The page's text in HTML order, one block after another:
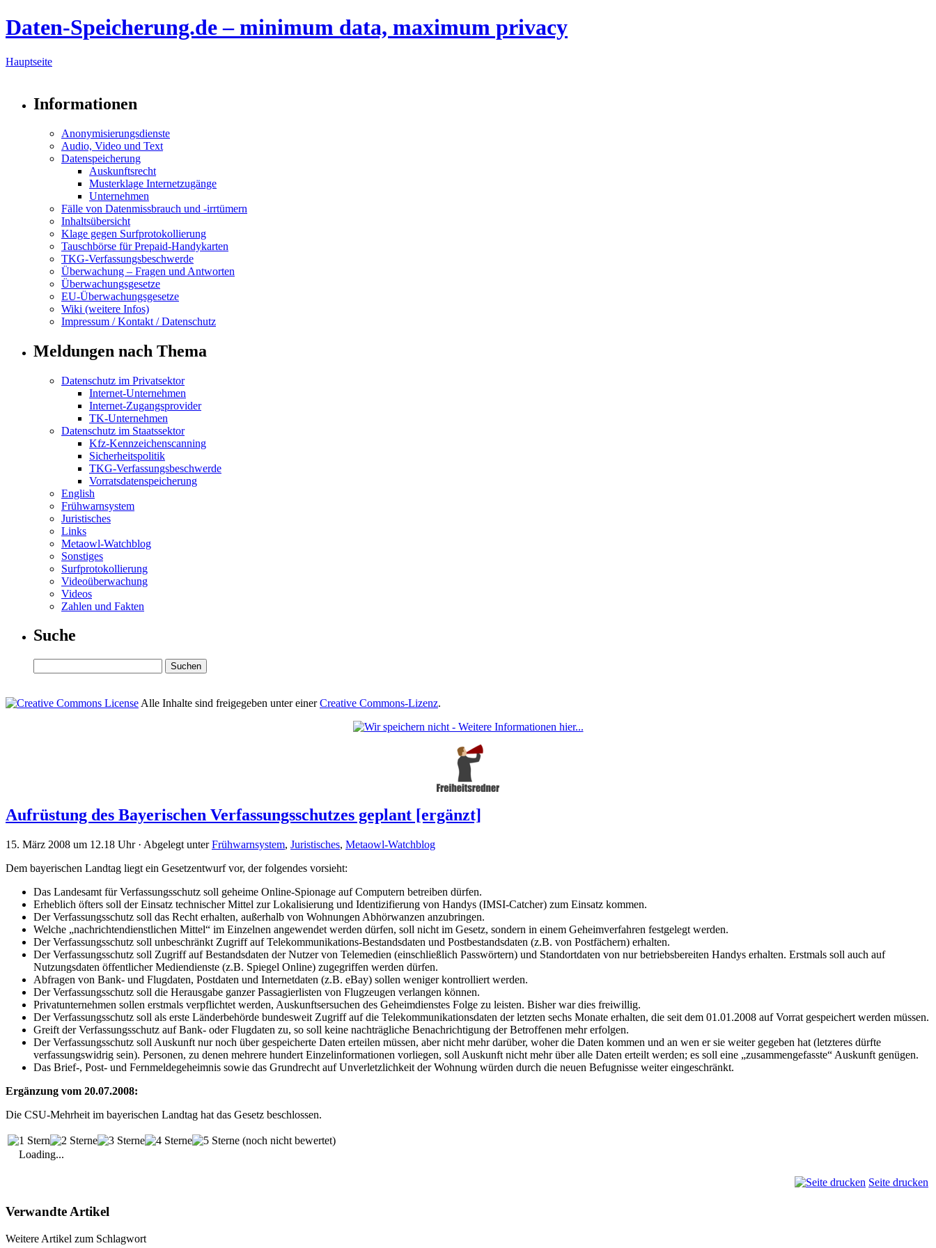
Daten-Speicherung.de – minimum data, maximum privacy
Hauptseite
Informationen
Anonymisierungsdienste
Audio, Video und Text
Datenspeicherung
Auskunftsrecht
Musterklage Internetzugänge
Unternehmen
Fälle von Datenmissbrauch und -irrtümern
Inhaltsübersicht
Klage gegen Surfprotokollierung
Tauschbörse für Prepaid-Handykarten
TKG-Verfassungsbeschwerde
Überwachung – Fragen und Antworten
Überwachungsgesetze
EU-Überwachungsgesetze
Wiki (weitere Infos)
Impressum / Kontakt / Datenschutz
Meldungen nach Thema
Datenschutz im Privatsektor
Internet-Unternehmen
Internet-Zugangsprovider
TK-Unternehmen
Datenschutz im Staatssektor
Kfz-Kennzeichenscanning
Sicherheitspolitik
TKG-Verfassungsbeschwerde
Vorratsdatenspeicherung
English
Frühwarnsystem
Juristisches
Links
Metaowl-Watchblog
Sonstiges
Surfprotokollierung
Videoüberwachung
Videos
Zahlen und Fakten
Suche
Alle Inhalte sind freigegeben unter einerCreative Commons-Lizenz.
Aufrüstung des Bayerischen Verfassungsschutzes geplant [ergänzt]
15. März 2008 um 12.18 Uhr · Abgelegt unterFrühwarnsystem, Juristisches, Metaowl-Watchblog
Dem bayerischen Landtag liegt ein Gesetzentwurf vor, der folgendes vorsieht:
Das Landesamt für Verfassungsschutz soll geheime Online-Spionage auf Computern betreiben dürfen.
Erheblich öfters soll der Einsatz technischer Mittel zur Lokalisierung und Identizifierung von Handys (IMSI-Catcher) zum Einsatz kommen.
Der Verfassungsschutz soll das Recht erhalten, außerhalb von Wohnungen Abhörwanzen anzubringen.
Welche „nachrichtendienstlichen Mittel“ im Einzelnen angewendet werden dürfen, soll nicht im Gesetz, sondern in einem Geheimverfahren festgelegt werden.
Der Verfassungsschutz soll unbeschränkt Zugriff auf Telekommunikations-Bestandsdaten und Postbestandsdaten (z.B. von Postfächern) erhalten.
Der Verfassungsschutz soll Zugriff auf Bestandsdaten der Nutzer von Telemedien (einschließlich Passwörtern) und Standortdaten von nur betriebsbereiten Handys erhalten. Erstmals soll auch auf
Nutzungsdaten öffentlicher Mediendienste (z.B. Spiegel Online) zugegriffen werden dürfen.
Abfragen von Bank- und Flugdaten, Postdaten und Internetdaten (z.B. eBay) sollen weniger kontrolliert werden.
Der Verfassungsschutz soll die Herausgabe ganzer Passagierlisten von Flugzeugen verlangen können.
Privatunternehmen sollen erstmals verpflichtet werden, Auskunftsersuchen des Geheimdienstes Folge zu leisten. Bisher war dies freiwillig.
Der Verfassungsschutz soll als erste Länderbehörde bundesweit Zugriff auf die Telekommunikationsdaten der letzten sechs Monate erhalten, die seit dem 01.01.2008 auf Vorrat gespeichert werden müssen.
Greift der Verfassungsschutz auf Bank- oder Flugdaten zu, so soll keine nachträgliche Benachrichtigung der Betroffenen mehr erfolgen.
Der Verfassungsschutz soll Auskunft nur noch über gespeicherte Daten erteilen müssen, aber nicht mehr darüber, woher die Daten kommen und an wen er sie weiter gegeben hat (letzteres dürfte
verfassungswidrig sein). Personen, zu denen mehrere hundert Einzelinformationen vorliegen, soll Auskunft nicht mehr über alle Daten erteilt werden; es soll eine „zusammengefasste“ Auskunft genügen.
Das Brief-, Post- und Fernmeldegeheimnis sowie das Grundrecht auf Unverletzlichkeit der Wohnung würden durch die neuen Befugnisse weiter eingeschränkt.
Ergänzung vom 20.07.2008:
Die CSU-Mehrheit im bayerischen Landtag hat das Gesetz beschlossen.
(noch nicht bewertet)
Loading...
Seite drucken
Verwandte Artikel
Weitere Artikel zum Schlagwort